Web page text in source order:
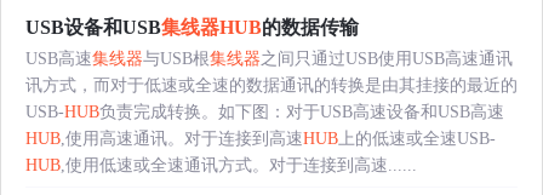
USB设备和USB集线器HUB的数据传输
USB高速集线器与USB根集线器之间只通过USB使用USB高速通讯
讯方式，而对于低速或全速的数据通讯的转换是由其挂接的最近的
USB-HUB负责完成转换。如下图：对于USB高速设备和USB高速
HUB,使用高速通讯。对于连接到高速HUB上的低速或全速USB-
HUB,使用低速或全速通讯方式。对于连接到高速......